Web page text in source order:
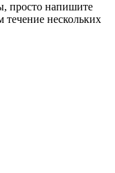
просто напишите
нескольких